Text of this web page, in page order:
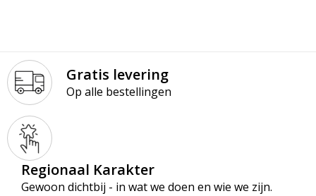
Gratis levering
Op alle bestellingen
Regionaal Karakter
Gewoon dichtbij - in wat we doen en wie we zijn.